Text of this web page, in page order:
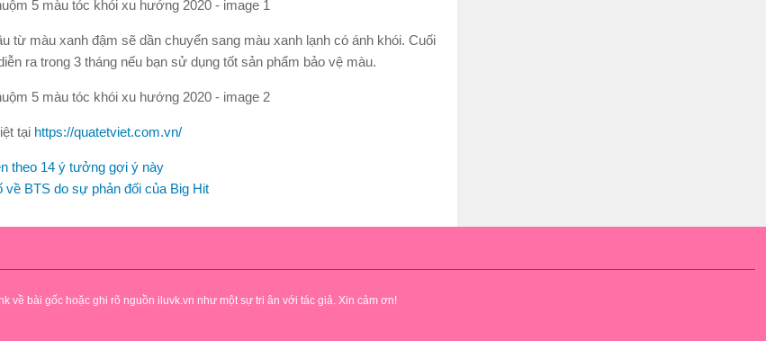
từ màu xanh đậm sẽ dần chuyển sang màu xanh lạnh có ánh khói. Cuối
ra trong 3 tháng nếu bạn sử dụng tốt sản phẩm bảo vệ màu.
tại https://quatetviet.com.vn/
theo 14 ý tưởng gợi ý này
BTS do sự phản đối của Big Hit
về bài gốc hoặc ghi rõ nguồn iluvk.vn như một sự tri ân với tác giả. Xin cảm ơn!